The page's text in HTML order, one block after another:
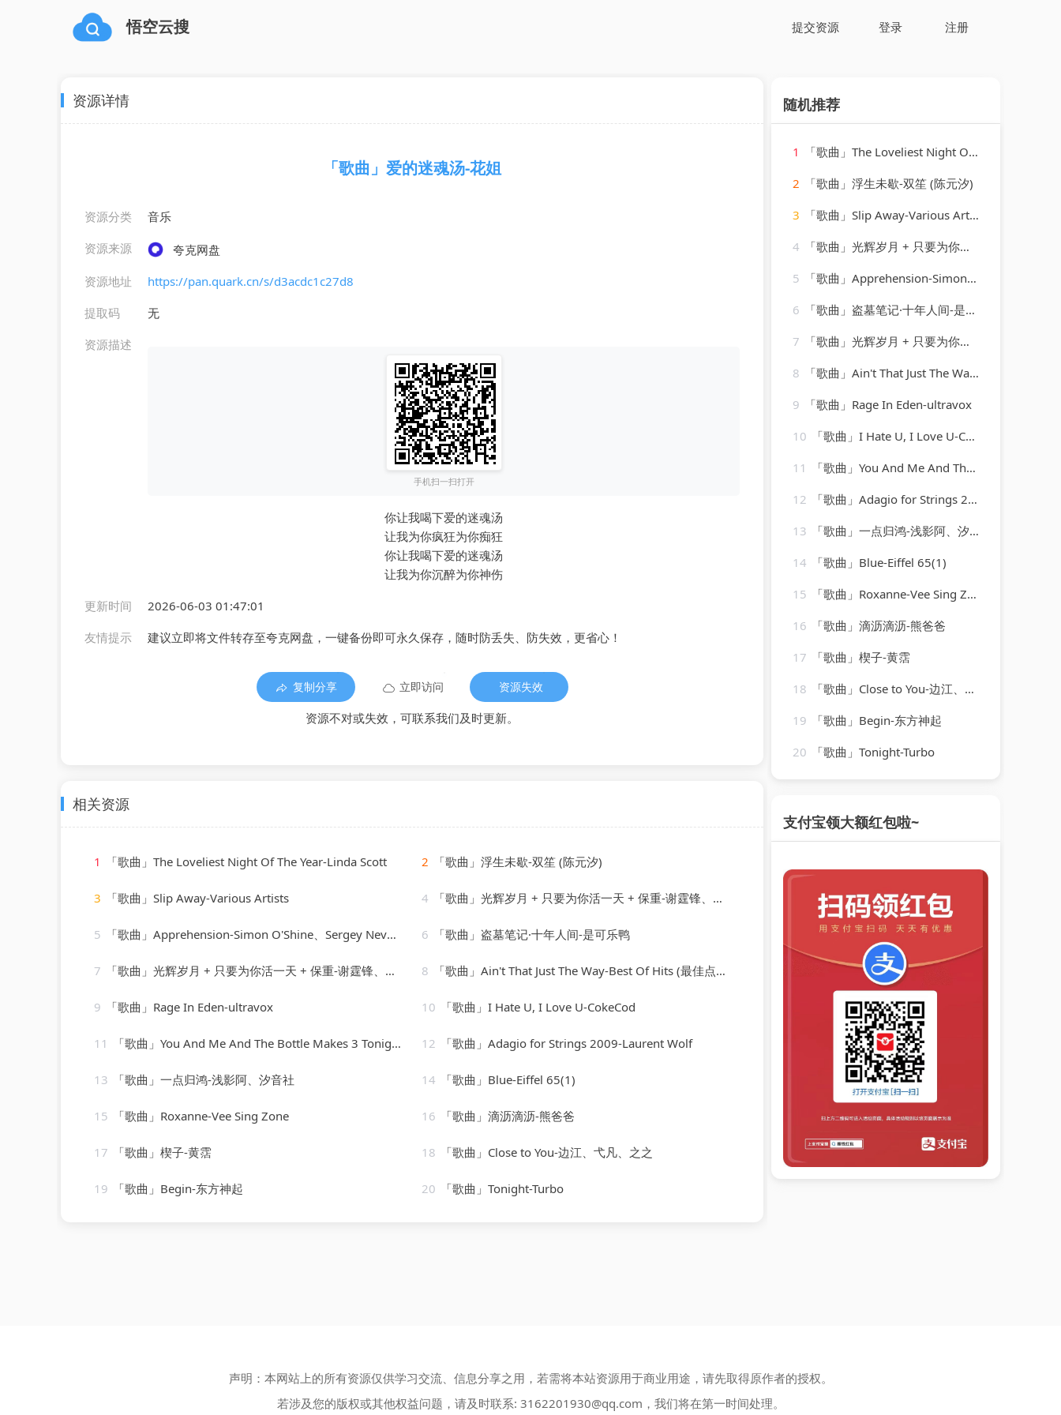
悟空云搜 提交资源 登录 注册
资源详情
「歌曲」爱的迷魂汤-花姐
资源分类
音乐
资源来源
夸克网盘
资源地址
https://pan.quark.cn/s/d3acdc1c27d8
提取码
无
资源描述
手机扫一扫打开
你让我喝下爱的迷魂汤
让我为你疯狂为你痴狂
你让我喝下爱的迷魂汤
让我为你沉醉为你神伤
更新时间
2026-06-03 01:47:01
友情提示
建议立即将文件转存至夸克网盘，一键备份即可永久保存，随时防丢失、防失效，更省心！
复制分享 立即访问 资源失效
资源不对或失效，可联系我们及时更新。
相关资源
1 「歌曲」The Loveliest Night Of The Year-Linda Scott 2 「歌曲」浮生未歇-双笙 (陈元汐)
3 「歌曲」Slip Away-Various Artists 4 「歌曲」光辉岁月 + 只要为你活一天 + 保重-谢霆锋、朱一龙
5 「歌曲」Apprehension-Simon O'Shine、Sergey Nevone 6 「歌曲」盗墓笔记·十年人间-是可乐鸭
7 「歌曲」光辉岁月 + 只要为你活一天 + 保重-谢霆锋、朱一龙 8 「歌曲」Ain't That Just The Way-Best Of Hits (最佳点击率)
9 「歌曲」Rage In Eden-ultravox 10 「歌曲」I Hate U, I Love U-CokeCod
11 「歌曲」You And Me And The Bottle Makes 3 Tonight (Baby) [made popular by Big Bad Voodoo Daddy] [vocal version] 12 「歌曲」Adagio for Strings 2009-Laurent Wolf
13 「歌曲」一点归鸿-浅影阿、汐音社 14 「歌曲」Blue-Eiffel 65(1)
15 「歌曲」Roxanne-Vee Sing Zone 16 「歌曲」滴沥滴沥-熊爸爸
17 「歌曲」楔子-黄霑 18 「歌曲」Close to You-边江、弋凡、之之
19 「歌曲」Begin-东方神起 20 「歌曲」Tonight-Turbo
随机推荐
1
「歌曲」The Loveliest Night Of The Year-Linda Scott
2
「歌曲」浮生未歇-双笙 (陈元汐)
3
「歌曲」Slip Away-Various Artists
4
「歌曲」光辉岁月 + 只要为你活一天 + 保重-谢霆锋、朱一龙
5
「歌曲」Apprehension-Simon O'Shine、Sergey Nevone
6
「歌曲」盗墓笔记·十年人间-是可乐鸭
7
「歌曲」光辉岁月 + 只要为你活一天 + 保重-谢霆锋、朱一龙
8
「歌曲」Ain't That Just The Way-Best Of Hits (最佳点击率)
9
「歌曲」Rage In Eden-ultravox
10
「歌曲」I Hate U, I Love U-CokeCod
11
「歌曲」You And Me And The Bottle Makes 3 Tonight (Baby) [made popular by Big Bad Voodoo Daddy] [vocal version]
12
「歌曲」Adagio for Strings 2009-Laurent Wolf
13
「歌曲」一点归鸿-浅影阿、汐音社
14
「歌曲」Blue-Eiffel 65(1)
15
「歌曲」Roxanne-Vee Sing Zone
16
「歌曲」滴沥滴沥-熊爸爸
17
「歌曲」楔子-黄霑
18
「歌曲」Close to You-边江、弋凡、之之
19
「歌曲」Begin-东方神起
20
「歌曲」Tonight-Turbo
支付宝领大额红包啦~
声明：本网站上的所有资源仅供学习交流、信息分享之用，若需将本站资源用于商业用途，请先取得原作者的授权。
若涉及您的版权或其他权益问题，请及时联系: 3162201930@qq.com ，我们将在第一时间处理。